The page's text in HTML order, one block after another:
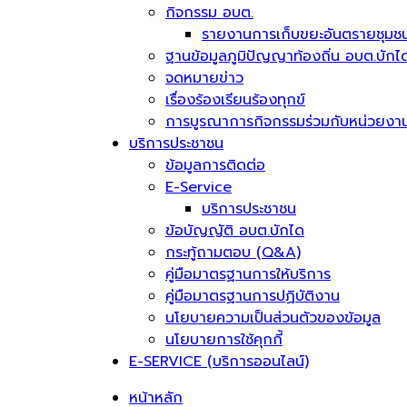
กิจกรรม อบต.
รายงานการเก็บขยะอันตรายชุมช
ฐานข้อมูลภูมิปัญญาท้องถิ่น อบต.บักไ
จดหมายข่าว
เรื่องร้องเรียนร้องทุกข์
การบูรณาการกิจกรรมร่วมกับหน่วยงา
บริการประชาชน
ข้อมูลการติดต่อ
E-Service
บริการประชาชน
ข้อบัญญัติ อบต.บักได
กระทู้ถามตอบ (Q&A)
คู่มือมาตรฐานการให้บริการ
คู่มือมาตรฐานการปฏิบัติงาน
นโยบายความเป็นส่วนตัวของข้อมูล
นโยบายการใช้คุกกี้
E-SERVICE (บริการออนไลน์)
หน้าหลัก